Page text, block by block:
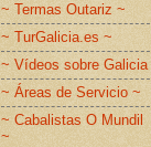
~ Termas Outariz ~
~ TurGalicia.es ~
~ Vídeos sobre Galicia
~ Áreas de Servicio ~
~ Cabalistas O Mundil
~